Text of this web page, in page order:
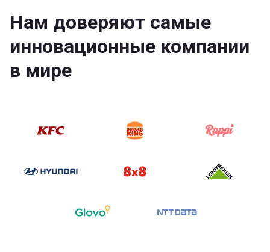
Нам доверяют самые
инновационные компании
в мире